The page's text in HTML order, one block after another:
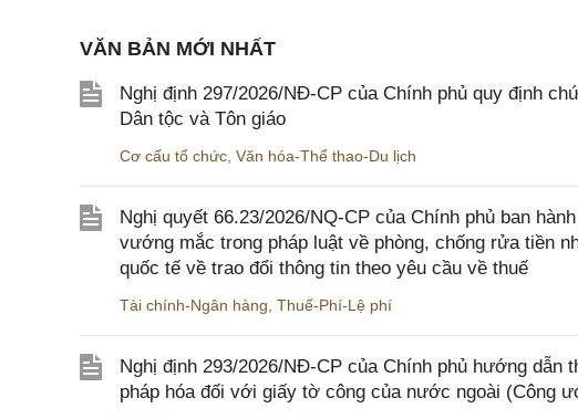
VĂN BẢN MỚI NHẤT
Nghị định 297/2026/NĐ-CP của Chính phủ quy định
Dân tộc và Tôn giáo
Cơ cấu tổ chức Văn hóa-Thể thao-Du lịch
Nghị quyết 66.23/2026/NQ-CP của Chính phủ ban
vướng mắc trong pháp luật về phòng, chống rửa tiền
quốc tế về trao đổi thông tin theo yêu cầu về thuế
Tài chính-Ngân hàng Thuế-Phí-Lệ phí
Nghị định 293/2026/NĐ-CP của Chính phủ hướng
pháp hóa đối với giấy tờ công của nước ngoài (Công